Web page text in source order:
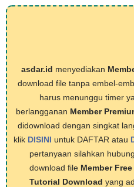
asdar.id menyediakan
download file tanpa embel-
harus menunggu timer
berlangganan Member
didownload dengan singkat
klik DISINI untuk DAFTAR atau
pertanyaan silahkan
download file Member
Tutorial Download yang